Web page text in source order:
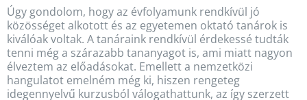
Úgy gondolom, hogy az évfolyamunk rendkívül jó
közösséget alkotott és az egyetemen oktató tanárok is
kiválóak voltak. A tanáraink rendkívül érdekessé tudták
tenni még a szárazabb tananyagot is, ami miatt nagyon
élveztem az előadásokat. Emellett a nemzetközi
hangulatot emelném még ki, hiszen rengeteg
idegennyelvű kurzusból válogathattunk, az így szerzett